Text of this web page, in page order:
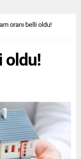
oranı belli oldu!
oldu!